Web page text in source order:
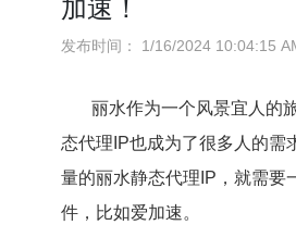
加速！
发布时间： 1/16/2024 10:04:15
丽水作为一个风景宜人的
态代理IP也成为了很多人的需
量的丽水静态代理IP，就需要
件，比如爱加速。